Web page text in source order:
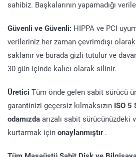
sahibiz. Başkalarının yapamadığı
Güvenli ve Güvenli: HIPPA ve PCI
verileriniz her zaman çevrimdışı
saklanır ve burada gizli tutulur ve
30 gün içinde kalıcı olarak silinir.
Üretici Tüm önde gelen sabit sürücü
garantinizi geçersiz kılmaksızın ISO 5
odamızda arızalı sabit sürücünüzdeki
kurtarmak için onaylanmıştır.